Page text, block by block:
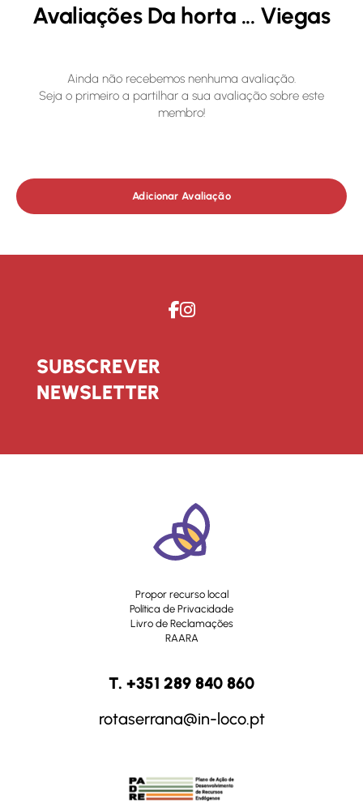
Avaliações Da horta ... Viegas
Ainda não recebemos nenhuma avaliação.
Seja o primeiro a partilhar a sua avaliação sobre este
membro!
Adicionar Avaliação
SUBSCREVER
NEWSLETTER
Propor recurso local
Política de Privacidade
Livro de Reclamações
RAARA
T. +351 289 840 860
rotaserrana@in-loco.pt